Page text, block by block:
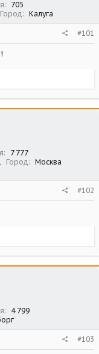
705
Город Калуга
#101
7 777
Город
Москва
#102
4 799
#103